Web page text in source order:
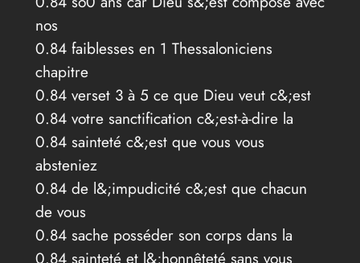
nos
0.84 faiblesses en 1 Thessaloniciens
chapitre
0.84 verset 3 à 5 ce que Dieu veut c&;est
0.84 votre sanctification c&;est-à-dire la
0.84 sainteté c&;est que vous vous
absteniez
0.84 de l&;impudicité c&;est que chacun
de vous
0.84 sache posséder son corps dans la
0.84 sainteté et l&;honnêteté sans vous